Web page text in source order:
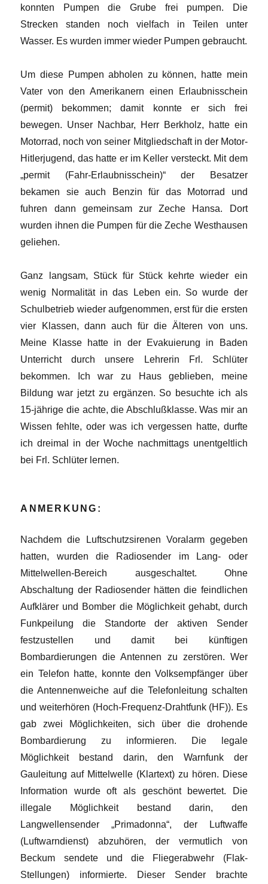
konnten Pumpen die Grube frei pumpen. Die
Strecken standen noch vielfach in Teilen unter
Wasser. Es wurden immer wieder Pumpen gebraucht.
Um diese Pumpen abholen zu können, hatte mein
Vater von den Amerikanern einen Erlaubnisschein
(permit) bekommen; damit konnte er sich frei
bewegen. Unser Nachbar, Herr Berkholz, hatte ein
Motorrad, noch von seiner Mitgliedschaft in der Motor-
Hitlerjugend, das hatte er im Keller versteckt. Mit dem
„permit (Fahr-Erlaubnisschein)“ der Besatzer
bekamen sie auch Benzin für das Motorrad und
fuhren dann gemeinsam zur Zeche Hansa. Dort
wurden ihnen die Pumpen für die Zeche Westhausen
geliehen.
Ganz langsam, Stück für Stück kehrte wieder ein
wenig Normalität in das Leben ein. So wurde der
Schulbetrieb wieder aufgenommen, erst für die ersten
vier Klassen, dann auch für die Älteren von uns.
Meine Klasse hatte in der Evakuierung in Baden
Unterricht durch unsere Lehrerin Frl. Schlüter
bekommen. Ich war zu Haus geblieben, meine
Bildung war jetzt zu ergänzen. So besuchte ich als
15-jährige die achte, die Abschlußklasse. Was mir an
Wissen fehlte, oder was ich vergessen hatte, durfte
ich dreimal in der Woche nachmittags unentgeltlich
bei Frl. Schlüter lernen.
ANMERKUNG:
Nachdem die Luftschutzsirenen Voralarm gegeben
hatten, wurden die Radiosender im Lang- oder
Mittelwellen-Bereich ausgeschaltet. Ohne
Abschaltung der Radiosender hätten die feindlichen
Aufklärer und Bomber die Möglichkeit gehabt, durch
Funkpeilung die Standorte der aktiven Sender
festzustellen und damit bei künftigen
Bombardierungen die Antennen zu zerstören. Wer
ein Telefon hatte, konnte den Volksempfänger über
die Antennenweiche auf die Telefonleitung schalten
und weiterhören (Hoch-Frequenz-Drahtfunk (HF)). Es
gab zwei Möglichkeiten, sich über die drohende
Bombardierung zu informieren. Die legale
Möglichkeit bestand darin, den Warnfunk der
Gauleitung auf Mittelwelle (Klartext) zu hören. Diese
Information wurde oft als geschönt bewertet. Die
illegale Möglichkeit bestand darin, den
Langwellensender „Primadonna“, der Luftwaffe
(Luftwarndienst) abzuhören, der vermutlich von
Beckum sendete und die Fliegerabwehr (Flak-
Stellungen) informierte. Dieser Sender brachte